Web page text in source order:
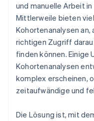
und manuelle Arbeit
Mittlerweile bieten
Kohortenanalysen an,
richtigen Zugriff
finden können. Einige
Kohortenanalysen
komplex erscheinen,
zeitaufwändige und
Die Lösung ist, mit